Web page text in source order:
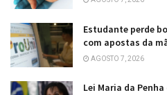
Estudante perde
com apostas da
AGOSTO 7, 2026
Lei Maria da